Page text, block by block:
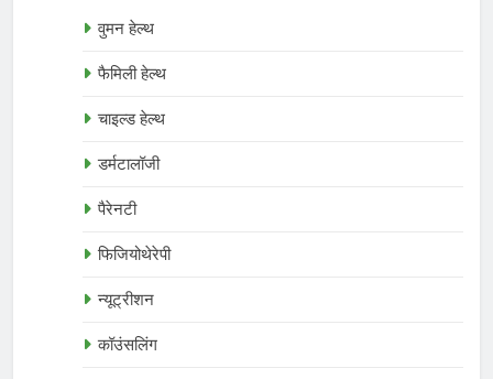
वुमन हेल्थ
फैमिली हेल्थ
चाइल्ड हेल्थ
डर्मटालॉजी
पैरेनटी
फिजियोथेरेपी
न्यूट्रीशन
कॉउंसलिंग